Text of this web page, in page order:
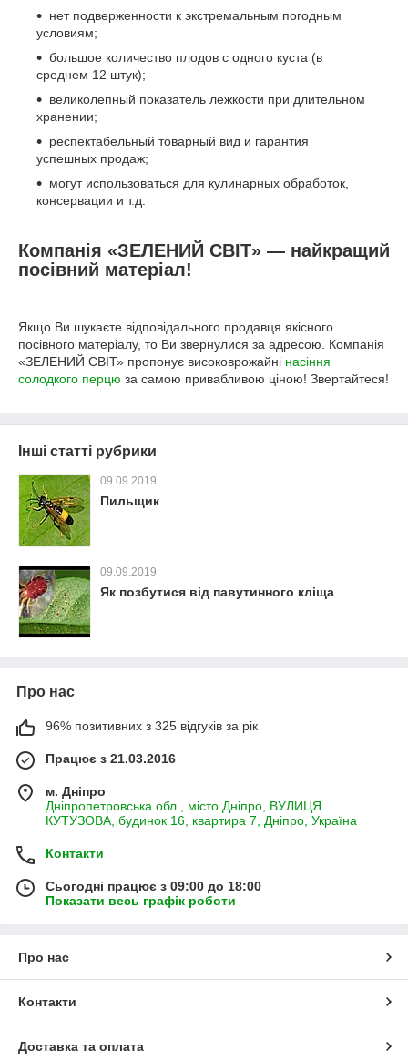
нет подверженности к экстремальным погодным
условиям;
большое количество плодов с одного куста (в
среднем 12 штук);
великолепный показатель лежкости при длительном
хранении;
респектабельный товарный вид и гарантия
успешных продаж;
могут использоваться для кулинарных обработок,
консервации и т.д.
Компанія «ЗЕЛЕНИЙ СВІТ» — найкращий
посівний матеріал!
Якщо Ви шукаєте відповідального продавця якісного
посівного матеріалу, то Ви звернулися за адресою. Компанія
«ЗЕЛЕНИЙ СВІТ» пропонує високоврожайні насіння
солодкого перцю за самою привабливою ціною! Звертайтеся!
Інші статті рубрики
09.09.2019
Пильщик
09.09.2019
Як позбутися від павутинного кліща
Про нас
96% позитивних з 325 відгуків за рік
Працює з 21.03.2016
м. Дніпро
Дніпропетровська обл., місто Дніпро, ВУЛИЦЯ
КУТУЗОВА, будинок 16, квартира 7, Дніпро, Україна
Контакти
Сьогодні працює з 09:00 до 18:00
Показати весь графік роботи
Про нас
Контакти
Доставка та оплата